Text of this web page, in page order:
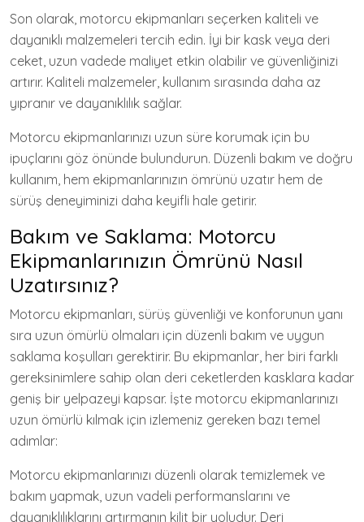
Son olarak, motorcu ekipmanları seçerken kaliteli ve
dayanıklı malzemeleri tercih edin. İyi bir kask veya deri
ceket, uzun vadede maliyet etkin olabilir ve güvenliğinizi
artırır. Kaliteli malzemeler, kullanım sırasında daha az
yıpranır ve dayanıklılık sağlar.
Motorcu ekipmanlarınızı uzun süre korumak için bu
ipuçlarını göz önünde bulundurun. Düzenli bakım ve doğru
kullanım, hem ekipmanlarınızın ömrünü uzatır hem de
sürüş deneyiminizi daha keyifli hale getirir.
Bakım ve Saklama: Motorcu
Ekipmanlarınızın Ömrünü Nasıl
Uzatırsınız?
Motorcu ekipmanları, sürüş güvenliği ve konforunun yanı
sıra uzun ömürlü olmaları için düzenli bakım ve uygun
saklama koşulları gerektirir. Bu ekipmanlar, her biri farklı
gereksinimlere sahip olan deri ceketlerden kasklara kadar
geniş bir yelpazeyi kapsar. İşte motorcu ekipmanlarınızı
uzun ömürlü kılmak için izlemeniz gereken bazı temel
adımlar:
Motorcu ekipmanlarınızı düzenli olarak temizlemek ve
bakım yapmak, uzun vadeli performanslarını ve
dayanıklılıklarını artırmanın kilit bir yoludur. Deri